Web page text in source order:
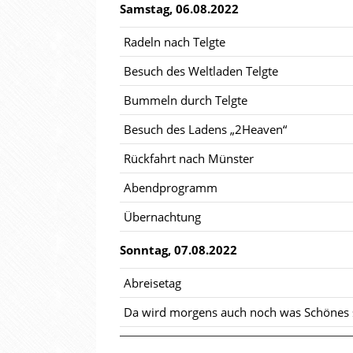
Samstag, 06.08.2022
Radeln nach Telgte
Besuch des Weltladen Telgte
Bummeln durch Telgte
Besuch des Ladens „2Heaven“
Rückfahrt nach Münster
Abendprogramm
Übernachtung
Sonntag, 07.08.2022
Abreisetag
Da wird morgens auch noch was